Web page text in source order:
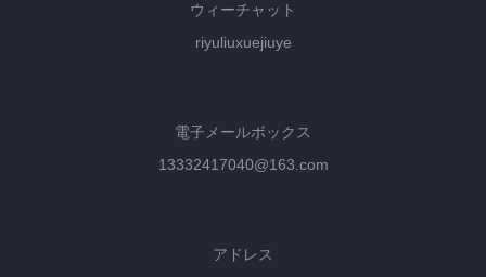
ウィーチャット
riyuliuxuejiuye
電子メールボックス
13332417040@163.com
アドレス